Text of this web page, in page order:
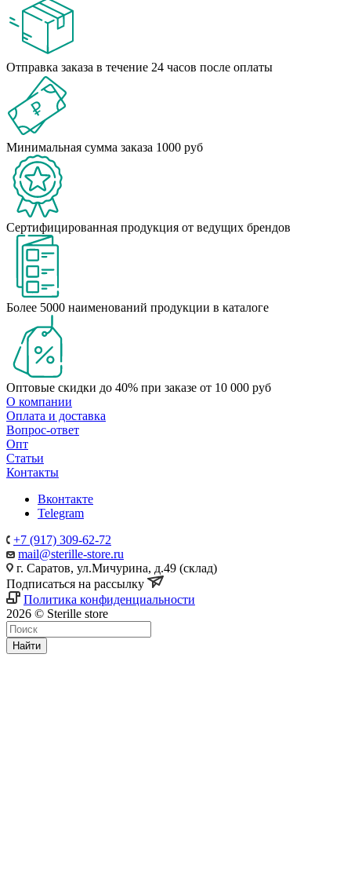
Отправка заказа в течение 24 часов после оплаты
Минимальная сумма заказа 1000 руб
Сертифицированная продукция от ведущих брендов
Более 5000 наименований продукции в каталоге
Оптовые скидки до 40% при заказе от 10 000 руб
О компании
Оплата и доставка
Вопрос-ответ
Опт
Статьи
Контакты
Вконтакте
Telegram
+7 (917) 309-62-72
mail@sterille-store.ru
г. Саратов, ул.Мичурина, д.49 (склад)
Подписаться на рассылку
Политика конфиденциальности
2026 © Sterille store
Найти